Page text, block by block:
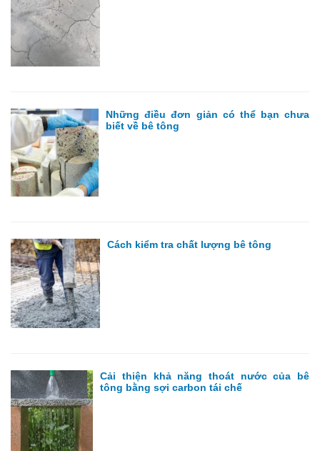
Những điều đơn giản có thể bạn chưa
biết về bê tông
Cách kiểm tra chất lượng bê tông
Cải thiện khả năng thoát nước của bê
tông bằng sợi carbon tái chế